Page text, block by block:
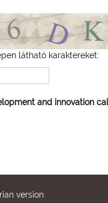
látható karaktereket:
and innovation
version